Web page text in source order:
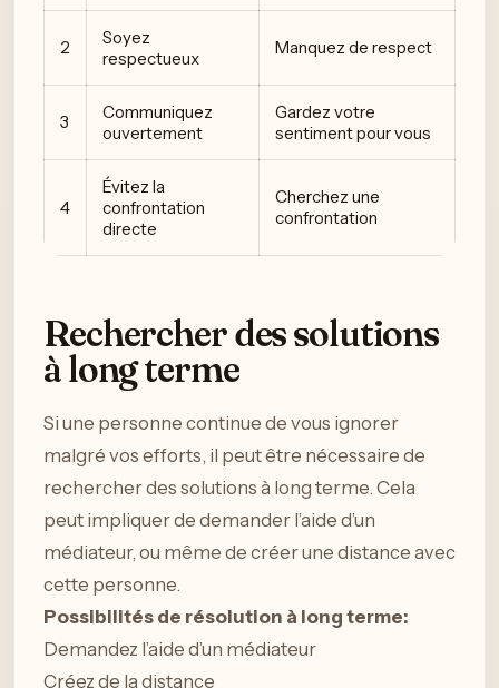
2
Soyez
respectueux
Manquez de respect
3
Communiquez
ouvertement
Gardez votre
sentiment pour vous
4
Évitez la
confrontation
directe
Cherchez une
confrontation
Rechercher des solutions
à long terme
Si une personne continue de vous ignorer
malgré vos efforts, il peut être nécessaire de
rechercher des solutions à long terme. Cela
peut impliquer de demander l’aide d’un
médiateur, ou même de créer une distance avec
cette personne.
Possibilités de résolution à long terme:
Demandez l’aide d’un médiateur
Créez de la distance